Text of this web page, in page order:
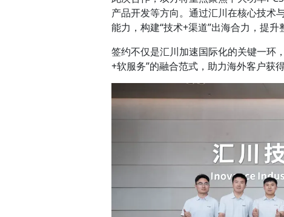
产品开发等方向。通过汇川在核心技术
能力，构建“技术+渠道”出海合力，提升
签约不仅是汇川加速国际化的关键一环
+软服务”的融合范式，助力海外客户获